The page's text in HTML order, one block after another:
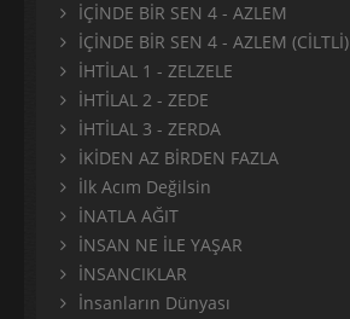
İÇİNDE BİR SEN 4 - AZLEM
İÇİNDE BİR SEN 4 - AZLEM (CİLTLİ)
İHTİLAL 1 - ZELZELE
İHTİLAL 2 - ZEDE
İHTİLAL 3 - ZERDA
İKİDEN AZ BİRDEN FAZLA
İlk Acım Değilsin
İNATLA AĞIT
İNSAN NE İLE YAŞAR
İNSANCIKLAR
İnsanların Dünyası